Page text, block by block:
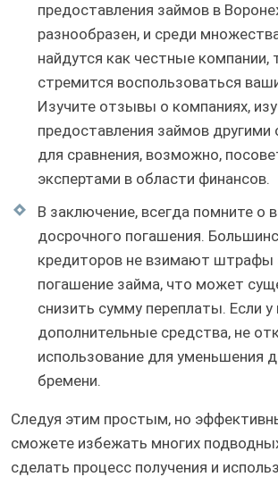
предоставления займов в
разнообразен, и среди
найдутся как честные компании,
стремится воспользоваться
Изучите отзывы о компаниях,
предоставления займов другими
для сравнения, возможно,
экспертами в области финансов.
В заключение, всегда помните о
досрочного погашения.
кредиторов не взимают штрафы
погашение займа, что может
снизить сумму переплаты. Если у
дополнительные средства, не
использование для уменьшения
бремени.
Следуя этим простым, но
сможете избежать многих
сделать процесс получения и